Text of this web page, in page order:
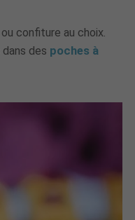
confiture au choix.
des poches à